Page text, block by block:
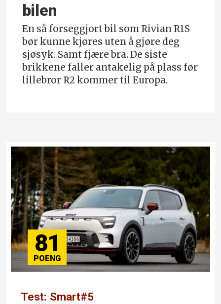
bilen
En så forseggjort bil som Rivian R1S
bør kunne kjøres uten å gjøre deg
sjøsyk. Samt fjære bra. De siste
brikkene faller antakelig på plass før
lillebror R2 kommer til Europa.
81
Test: Smart#5